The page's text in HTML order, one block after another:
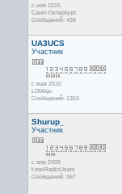
с ноя 2015
Санкт-Петербург
Сообщений: 439
UA3UCS
Участник
с мая 2010
LO06qu
Сообщений: 1353
Shurup_
Участник
с апр 2009
t.me/RadioUsers
Сообщений: 367